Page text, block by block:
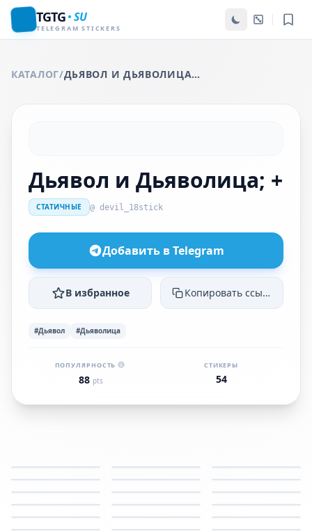
TGTG SU
TELEGRAM STICKERS
КАТАЛОГ/ ДЬЯВОЛ И ДЬЯВОЛИЦА; +
Дьявол и Дьяволица; +
СТАТИЧНЫЕ @ devil_18stick
Добавить в Telegram
В избранное Копировать ссылку
#Дьявол #Дьяволица
ПОПУЛЯРНОСТЬ
88 pts
СТИКЕРЫ
54